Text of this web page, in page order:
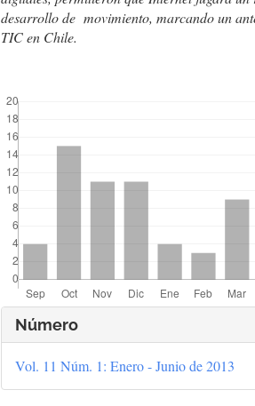
desarrollo de movimiento, marcando un
TIC en Chile.
Detalles
del
artículo
Número
Vol. 11 Núm. 1: Enero - Junio de 2013